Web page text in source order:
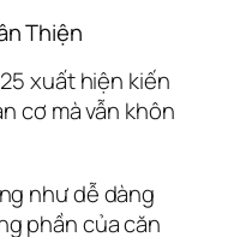
Thiện
xuất hiện kiến
cơ mà vẫn khôn
như dễ dàng
phần của căn